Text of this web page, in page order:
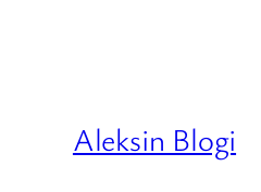
Aleksin Blogi